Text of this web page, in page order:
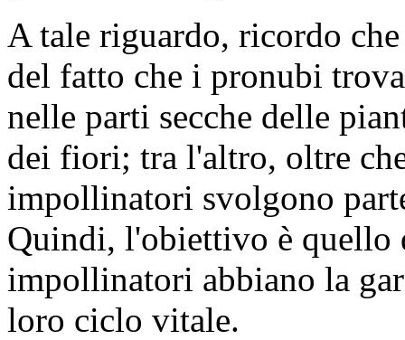
A tale riguardo, ricordo
del fatto che i pronubi
nelle parti secche delle
dei fiori; tra l'altro, oltre
impollinatori svolgono
Quindi, l'obiettivo è quello
impollinatori abbiano la
loro ciclo vitale.